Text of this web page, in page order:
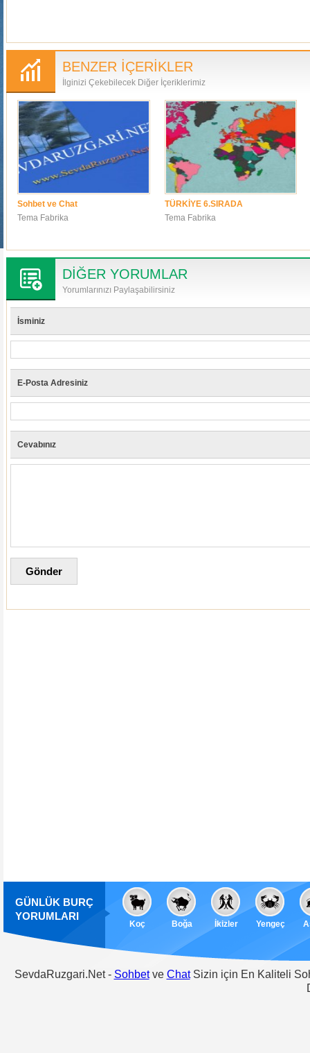
BENZER İÇERİKLER
İlginizi Çekebilecek Diğer İçeriklerimiz
Sohbet ve Chat
Tema Fabrika
TÜRKİYE 6.SIRADA
Tema Fabrika
DİĞER YORUMLAR
Yorumlarınızı Paylaşabilirsiniz
İsminiz
E-Posta Adresiniz
Cevabınız
GÜNLÜK BURÇ
YORUMLARI
Koç Boğa İkizler Yengeç
SevdaRuzgari.Net - Sohbetve ChatSizin için En Kaliteli